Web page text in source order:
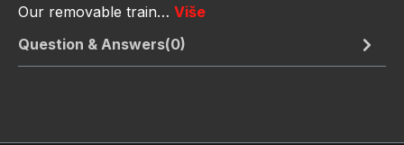
Our removable train… Više
Question & Answers(0)